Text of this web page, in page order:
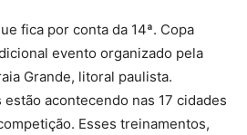
fica por conta da 14ª. Copa
evento organizado pela
Grande, litoral paulista.
acontecendo nas 17 cidades
Esses treinamentos,